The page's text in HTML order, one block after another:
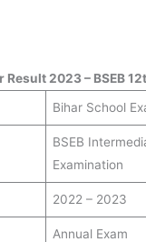
Result 2023 – BSEB
Bihar School
BSEB
Examination
2022 – 2023
Annual Exam